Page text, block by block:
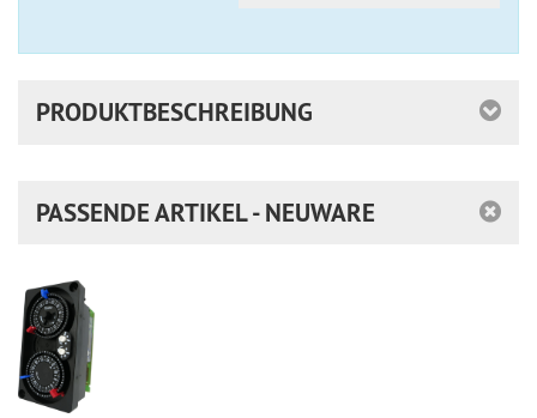
PRODUKTBESCHREIBUNG
PASSENDE ARTIKEL - NEUWARE